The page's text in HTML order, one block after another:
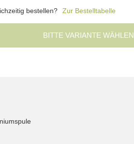
bestellen?
Zur Bestelltabelle
BITTE VARIANTE WÄHLEN